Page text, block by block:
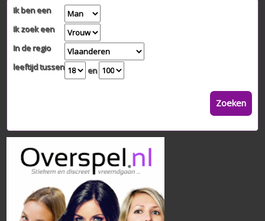
Ik ben een
Ik zoek een
In de regio
leeftijd tussen
en
Zoeken